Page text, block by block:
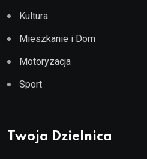
Kultura
Mieszkanie i Dom
Motoryzacja
Sport
Twoja Dzielnica